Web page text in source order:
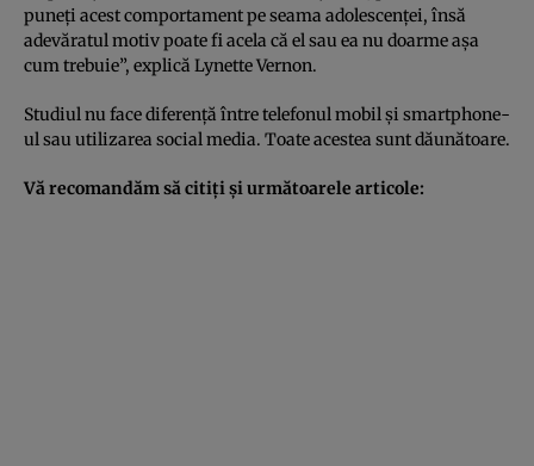
puneţi acest comportament pe seama adolescenţei, însă
adevăratul motiv poate fi acela că el sau ea nu doarme aşa
cum trebuie”, explică Lynette Vernon.
Studiul nu face diferenţă între telefonul mobil şi smartphone-
ul sau utilizarea social media. Toate acestea sunt dăunătoare.
Vă recomandăm să citiţi şi următoarele articole: